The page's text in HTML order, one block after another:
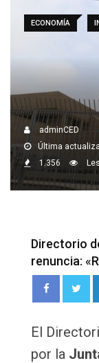
ECONOMÍA
adminCED
Última
1.356
Directorio
renuncia:
El
por la